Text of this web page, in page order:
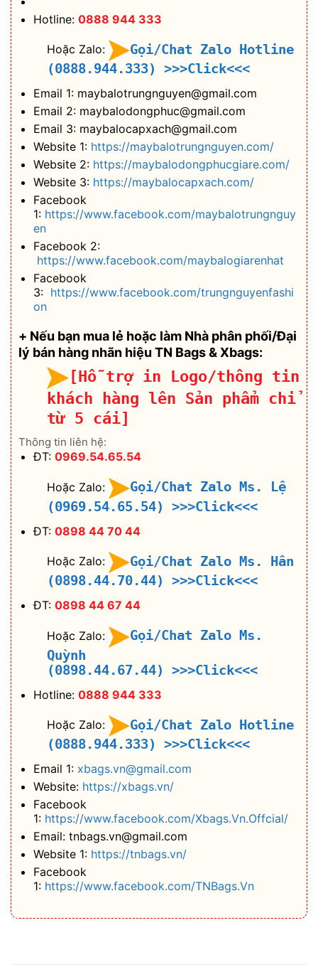
Hotline: 0888 944 333
Hoặc Zalo:
Gọi/Chat Zalo Hotline
(0888.944.333)
>>>Click<<<
Email 1: maybalotrungnguyen@gmail.com
Email 2: maybalodongphuc@gmail.com
Email 3: maybalocapxach@gmail.com
Website 1: https://maybalotrungnguyen.com/
Website 2: https://maybalodongphucgiare.com/
Website 3: https://maybalocapxach.com/
Facebook
1: https://www.facebook.com/maybalotrungnguy
en
Facebook 2:
https://www.facebook.com/maybalogiarenhat
Facebook
3: https://www.facebook.com/trungnguyenfashi
on
+ Nếu bạn mua lẻ hoặc làm Nhà phân phối/Đại
lý bán hàng nhãn hiệu TN Bags & Xbags:
[Hỗ trợ in Logo/thông tin
khách hàng lên Sản phẩm chỉ
từ 5 cái]
Thông tin liên hệ:
ĐT: 0969.54.65.54
Hoặc Zalo:
Gọi/Chat Zalo Ms. Lệ
(0969.54.65.54)
>>>Click<<<
ĐT: 0898 44 70 44
Hoặc Zalo:
Gọi/Chat Zalo Ms. Hân
(0898.44.70.44)
>>>Click<<<
ĐT: 0898 44 67 44
Hoặc Zalo:
Gọi/Chat Zalo Ms.
Quỳnh
(0898.44.67.44)
>>>Click<<<
Hotline: 0888 944 333
Hoặc Zalo:
Gọi/Chat Zalo Hotline
(0888.944.333)
>>>Click<<<
Email 1: xbags.vn@gmail.com
Website: https://xbags.vn/
Facebook
1: https://www.facebook.com/Xbags.Vn.Offcial/
Email: tnbags.vn@gmail.com
Website 1: https://tnbags.vn/
Facebook
1: https://www.facebook.com/TNBags.Vn